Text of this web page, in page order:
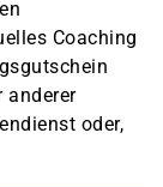
Coaching
anderer
oder,